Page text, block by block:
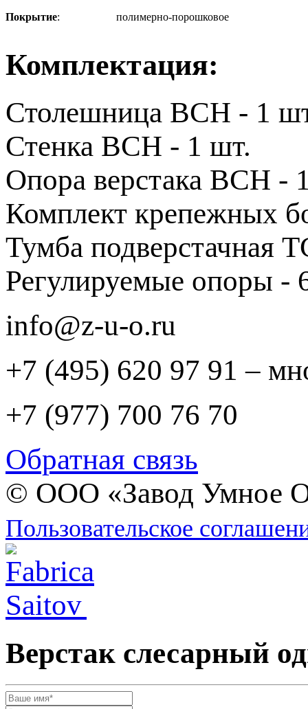
Покрытие: полимерно-порошковое
Комплектация:
Столешница ВСН - 1
Стенка ВСН - 1 шт.
Опора верстака ВСН -
Комплект крепежных
Тумба подверстачная
Регулируемые опоры -
info@z-u-o.ru
+7 (495) 620 97 91 –
+7 (977) 700 76 70
Обратная связь
© ООО «Завод Умное
Пользовательское
Верстак слесарный